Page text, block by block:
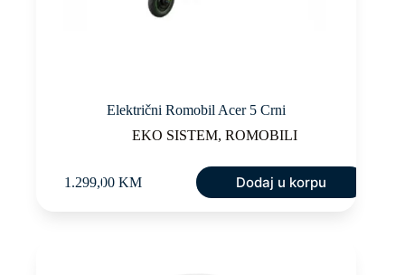
Električni Romobil Acer 5 Crni
EKO SISTEM, ROMOBILI
1.299,00 KM Dodaj u korpu